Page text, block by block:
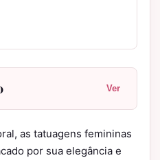
Ver
as tatuagens femininas
por sua elegância e